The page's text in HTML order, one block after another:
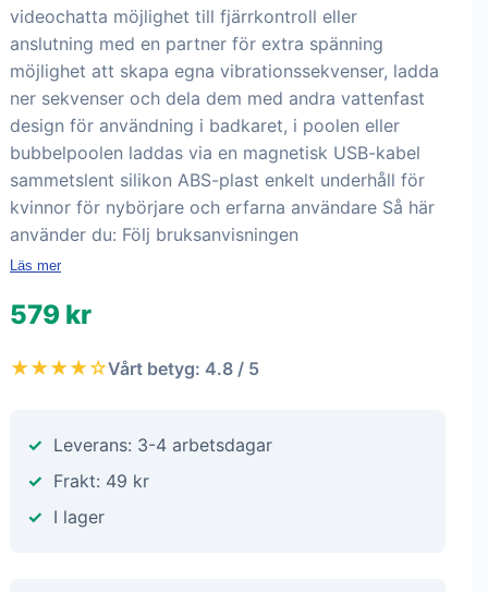
videochatta möjlighet till fjärrkontroll eller
anslutning med en partner för extra spänning
möjlighet att skapa egna vibrationssekvenser, ladda
ner sekvenser och dela dem med andra vattenfast
design för användning i badkaret, i poolen eller
bubbelpoolen laddas via en magnetisk USB-kabel
sammetslent silikon ABS-plast enkelt underhåll för
kvinnor för nybörjare och erfarna användare Så här
använder du: Följ bruksanvisningen
Läs mer
579 kr
★★★★☆Vårt betyg: 4.8 / 5
Leverans: 3-4 arbetsdagar
Frakt: 49 kr
I lager